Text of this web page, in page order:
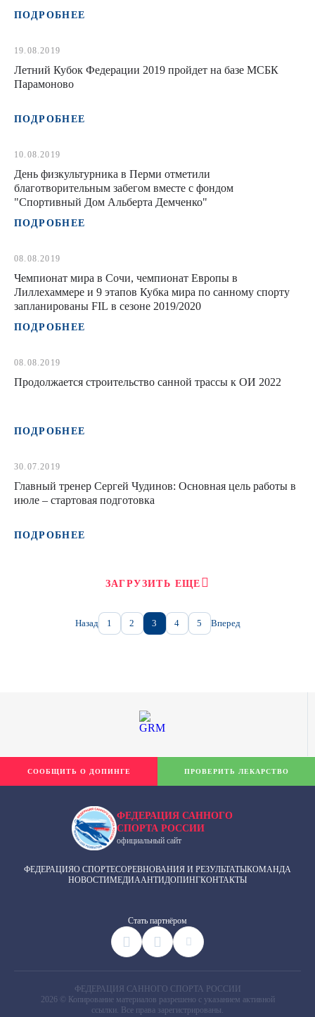
ПОДРОБНЕЕ
19.08.2019
Летний Кубок Федерации 2019 пройдет на базе МСБК
Парамоново
ПОДРОБНЕЕ
10.08.2019
День физкультурника в Перми отметили
благотворительным забегом вместе с фондом
"Спортивный Дом Альберта Демченко"
ПОДРОБНЕЕ
08.08.2019
Чемпионат мира в Сочи, чемпионат Европы в
Лиллехаммере и 9 этапов Кубка мира по санному спорту
запланированы FIL в сезоне 2019/2020
ПОДРОБНЕЕ
08.08.2019
Продолжается строительство санной трассы к ОИ 2022
ПОДРОБНЕЕ
30.07.2019
Главный тренер Сергей Чудинов: Основная цель работы в
июле – стартовая подготовка
ПОДРОБНЕЕ
ЗАГРУЗИТЬ ЕЩЕ
Назад 1 2 3 4 5 Вперед
ФЕДЕРАЦИЯ САННОГО
СПОРТА РОССИИ
официальный сайт
ФЕДЕРАЦИЯО СПОРТЕСОРЕВНОВАНИЯ И РЕЗУЛЬТАТЫКОМАНДА
НОВОСТИМЕДИААНТИДОПИНГКОНТАКТЫ
Cтать партнёром
СООБЩИТЬ О ДОПИНГЕ ПРОВЕРИТЬ ЛЕКАРСТВО
ФЕДЕРАЦИЯ САННОГО СПОРТА РОССИИ
2026 © Копирование материалов разрешено с указанием активной
ссылки. Все права зарегистрированы.